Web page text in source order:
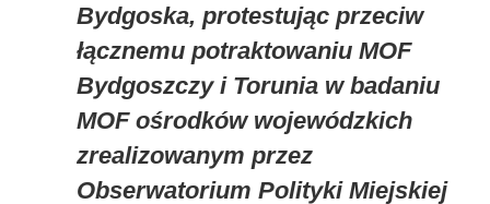
Bydgoska, protestując przeciw
łącznemu potraktowaniu MOF
Bydgoszczy i Torunia w badaniu
MOF ośrodków wojewódzkich
zrealizowanym przez
Obserwatorium Polityki Miejskiej